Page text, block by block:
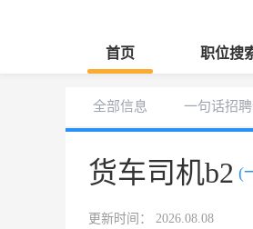
首页 职位搜
全部信息 一句话招
货车司机b2 (
更新时间： 2026.08.08